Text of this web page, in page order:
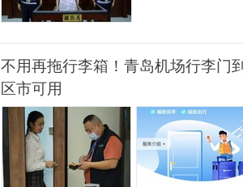
不用再拖行李箱！青岛机场行李门
区市可用